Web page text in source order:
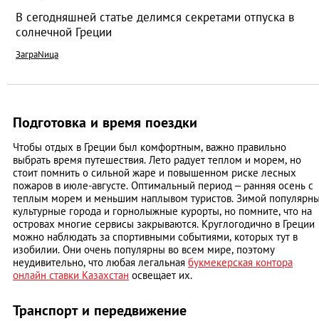
В сегодняшней статье делимся секретами отпуска в
солнечной Греции
ЗаграNица
Подготовка и время поездки
Чтобы отдых в Греции был комфортным, важно правильно
выбрать время путешествия. Лето радует теплом и морем, но
стоит помнить о сильной жаре и повышенном риске лесных
пожаров в июле-августе. Оптимальный период – ранняя осень с
теплым морем и меньшим наплывом туристов. Зимой
культурные города и горнолыжные курорты, но помните, что на
островах многие сервисы закрываются. Круглогодично в Греции
можно наблюдать за спортивными событиями, которых тут в
изобилии. Они очень популярны во всем мире, поэтому
неудивительно, что любая легальная букмекерская контора
онлайн ставки Казахстан освещает их.
Транспорт и передвижение